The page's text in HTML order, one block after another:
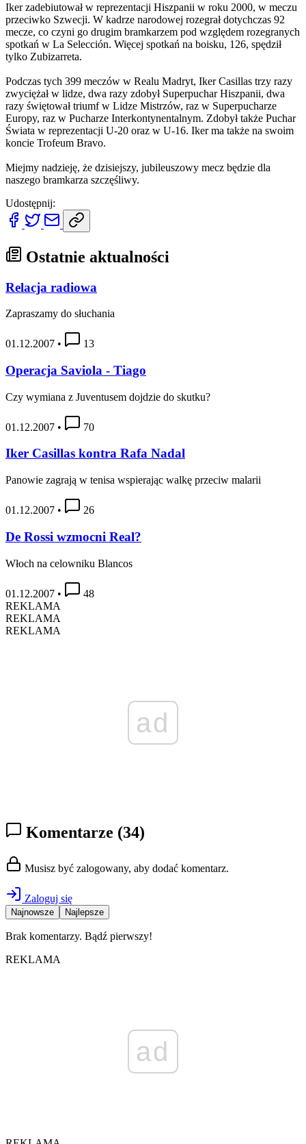
Iker zadebiutował w reprezentacji Hiszpanii w roku 2000, w meczu
przeciwko Szwecji. W kadrze narodowej rozegrał dotychczas 92
mecze, co czyni go drugim bramkarzem pod względem rozegranych
spotkań w La Selección. Więcej spotkań na boisku, 126, spędził
tylko Zubizarreta.
Podczas tych 399 meczów w Realu Madryt, Iker Casillas trzy razy
zwyciężał w lidze, dwa razy zdobył Superpuchar Hiszpanii, dwa
razy świętował triumf w Lidze Mistrzów, raz w Superpucharze
Europy, raz w Pucharze Interkontynentalnym. Zdobył także Puchar
Świata w reprezentacji U-20 oraz w U-16. Iker ma także na swoim
koncie Trofeum Bravo.
Miejmy nadzieję, że dzisiejszy, jubileuszowy mecz będzie dla
naszego bramkarza szczęśliwy.
Udostępnij:
Ostatnie aktualności
Relacja radiowa
Zapraszamy do słuchania
01.12.2007 • 13
Operacja Saviola - Tiago
Czy wymiana z Juventusem dojdzie do skutku?
01.12.2007 • 70
Iker Casillas kontra Rafa Nadal
Panowie zagrają w tenisa wspierając walkę przeciw malarii
01.12.2007 • 26
De Rossi wzmocni Real?
Włoch na celowniku Blancos
01.12.2007 •
48
REKLAMA
REKLAMA
REKLAMA
ad
Komentarze (34)
Musisz być zalogowany, aby dodać komentarz.
Zaloguj się
Najnowsze Najlepsze
Brak komentarzy. Bądź pierwszy!
REKLAMA
ad